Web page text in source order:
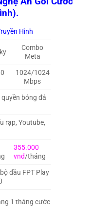
Hình
Combo
Meta
1024/1024
Mbps
bóng đá
rạp, Youtube,
355.000
vnđ/tháng
đầu FPT Play
1 tháng cước